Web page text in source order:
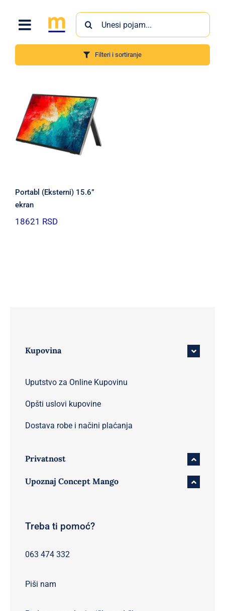
content
Search
for:
Filteri i sortiranje
Portabl (Eksterni) 15.6”
ekran
18621 RSD
Kupovina
Uputstvo za Online Kupovinu
Opšti uslovi kupovine
Dostava robe i načini plaćanja
Privatnost
Upoznaj Concept Mango
Treba ti pomoć?
063 474 332
Piši nam
Proizvodi